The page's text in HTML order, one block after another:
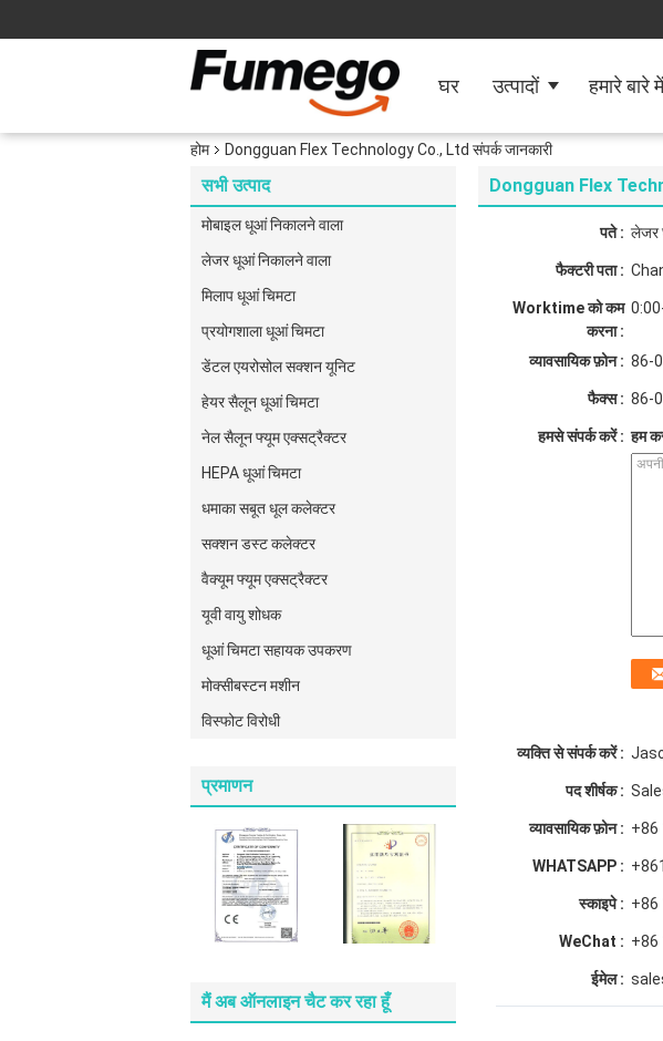
घर उत्पादों हमारे बारे
होम Dongguan Flex Technology Co., Ltd संपर्क जानकारी
सभी उत्पाद
मोबाइल धूआं निकालने वाला
लेजर धूआं निकालने वाला
मिलाप धूआं चिमटा
प्रयोगशाला धूआं चिमटा
डेंटल एयरोसोल सक्शन यूनिट
हेयर सैलून धूआं चिमटा
नेल सैलून फ्यूम एक्सट्रैक्टर
HEPA धूआं चिमटा
धमाका सबूत धूल कलेक्टर
सक्शन डस्ट कलेक्टर
वैक्यूम फ्यूम एक्सट्रैक्टर
यूवी वायु शोधक
धूआं चिमटा सहायक उपकरण
मोक्सीबस्टन मशीन
विस्फोट विरोधी
प्रमाणन
मैं अब ऑनलाइन चैट कर रहा हूँ
Dongguan Flex
पते : लेजर
फैक्टरी पता :
Worktime को कम
करना :
व्यावसायिक फ़ोन : 86-
फैक्स : 86-
हमसे संपर्क करें : हम
व्यक्ति से संपर्क करें :
पद शीर्षक :
व्यावसायिक फ़ोन : +86
WHATSAPP :
स्काइपे : +86
WeChat : +86
ईमेल :